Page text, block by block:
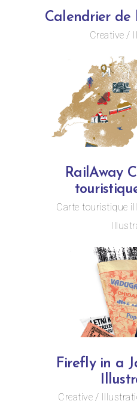
Calendrier de
Creative
RailAway
Carte touristique
Firefly in a
Creative